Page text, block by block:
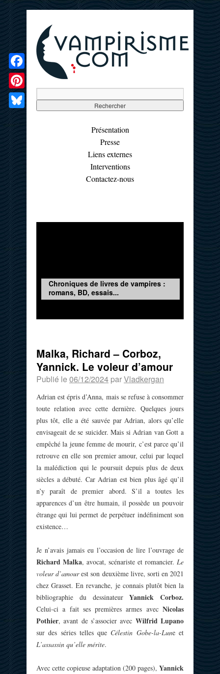
Présentation
Presse
Liens externes
Interventions
Contactez-nous
Chroniques de livres de vampires :
romans, BD, essais...
Malka, Richard – Corboz,
Yannick. Le voleur d’amour
Publié le 06/12/2024 parVladkergan
Adrian est épris d’Anna, mais se refuse à consommer
toute relation avec cette dernière. Quelques jours
plus tôt, elle a été sauvée par Adrian, alors qu’elle
envisageait de se suicider. Mais si Adrian van Gott a
empêché la jeune femme de mourir, c’est parce qu’il
retrouve en elle son premier amour, celui par lequel
la malédiction qui le poursuit depuis plus de deux
siècles a débuté. Car Adrian est bien plus âgé qu’il
n’y paraît de premier abord. S’il a toutes les
apparences d’un être humain, il possède un pouvoir
étrange qui lui permet de perpétuer indéfiniment son
existence…
Je n’avais jamais eu l’occasion de lire l’ouvrage de
Richard Malka, avocat, scénariste et romancier. Le
voleur d’amourest son deuxième livre, sorti en 2021
chez Grasset. En revanche, je connais plutôt bien la
bibliographie du dessinateurYannick Corboz.
Celui-ci a fait ses premières armes avec Nicolas
Pothier, avant de s’associer avec Wilfrid Lupano
sur des séries telles que Célestin Gobe-la-Lune et
L’assassin qu’elle mérite.
Avec cette copieuse adaptation (200 pages), Yannick
Facebook
Pinterest
Bluesky